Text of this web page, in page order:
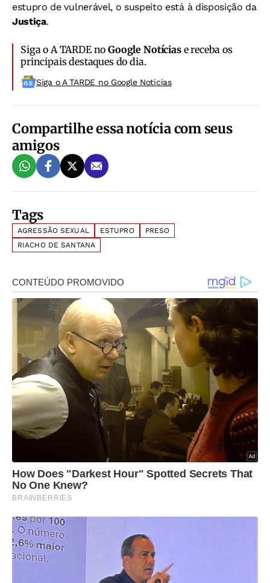
estupro de vulnerável, o suspeito está à disposição da
Justiça.
Siga o A TARDE noGoogle Notíciase receba os
principais destaques do dia.
Siga o A TARDE no Google Noticias
Compartilhe essa notícia com seus
amigos
Tags
AGRESSÃO SEXUAL ESTUPRO
PRESO
RIACHO DE SANTANA